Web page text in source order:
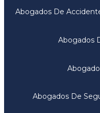
Abogados De
Abogados
Abogados De